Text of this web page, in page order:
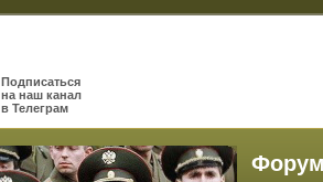
Подписаться
на наш канал
в Телеграм